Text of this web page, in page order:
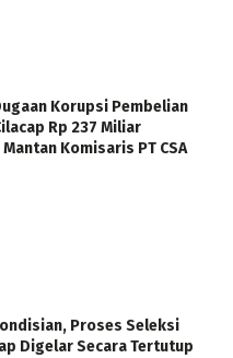
Korupsi Pembelian
Rp 237 Miliar
Komisaris PT CSA
Proses Seleksi
Digelar Secara Tertutup